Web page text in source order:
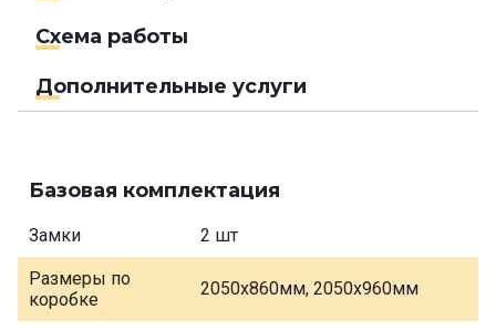
Схема работы
Дополнительные услуги
Базовая комплектация
Замки 2 шт
Размеры по
коробке
2050х860мм, 2050х960мм